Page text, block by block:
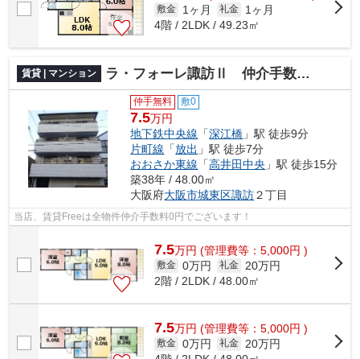
敷金 1ヶ月 礼金
1ヶ月
4階 / 2LDK / 49.23㎡
賃貸 | マンション ラ・フォーレ諏訪Ⅱ 仲介手数料無料
仲手無料 敷0
7.5万円
地下鉄中央線 「深江橋 」駅 徒歩9分
片町線 「放出 」駅 徒歩7分
おおさか東線 「高井田中央 」駅 徒歩15分
築38年 / 48.00㎡
大阪府大阪市城東区諏訪２丁目
当店、賃貸Freeは全物件仲介手数料0円でございます！
7.5万円 (管理費等：5,000円 )
敷金 0万円 礼金
20万円
2階 / 2LDK / 48.00㎡
7.5万円 (管理費等：5,000円 )
敷金 0万円 礼金
20万円